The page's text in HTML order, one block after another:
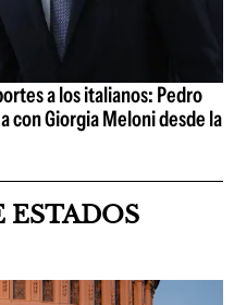
a los italianos: Pedro
con Giorgia Meloni desde la
ESTADOS